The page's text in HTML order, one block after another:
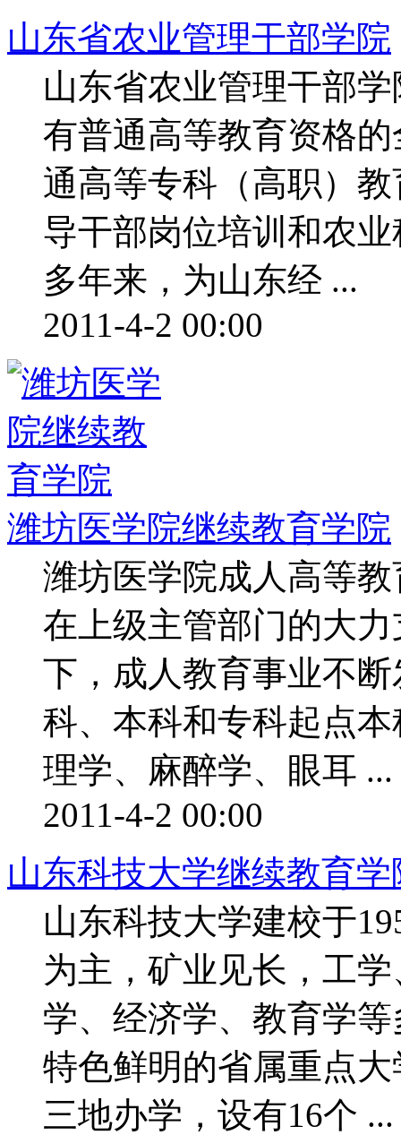
山东省农业管理干部学院
山东省农业管理干部
有普通高等教育资格
通高等专科（高职）
导干部岗位培训和农
多年来，为山东经 ...
2011-4-2 00:00
潍坊医学院继续教育学院
潍坊医学院成人高等
在上级主管部门的大
下，成人教育事业不
科、本科和专科起点
理学、麻醉学、眼耳 ...
2011-4-2 00:00
山东科技大学继续教育学
山东科技大学建校于
为主，矿业见长，工
学、经济学、教育学
特色鲜明的省属重点
三地办学，设有16个 ...